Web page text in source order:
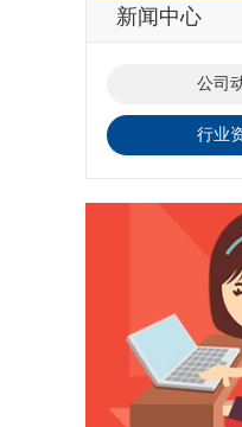
新闻中心
公司
行业